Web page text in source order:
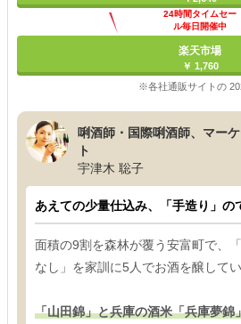
24時間タイムセー
ル毎日開催中
楽天市場
￥ 1,760
※各社通販サイトの
唎酒師・国際唎酒師、マー
ト
宇津木 聡子
あえての少量仕込み、「手造り」の
面積の9割を森林が覆う安富町で、
なし」を家訓に5人でお酒を醸してい
「山田錦」と兵庫の酒米「兵庫夢錦